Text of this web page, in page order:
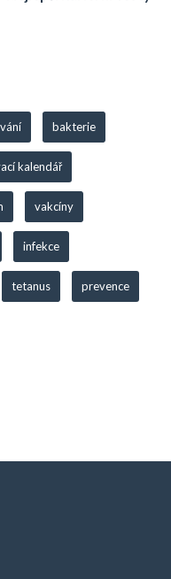
bakterie
kalendář
vakcíny
infekce
tetanus prevence